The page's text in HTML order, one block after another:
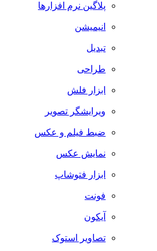
پلاگین نرم افزارها
انیمیشن
تبدیل
طراحی
ابزار فلش
ویرایشگر تصویر
ضبط فيلم و عكس
نمایش عکس
ابزار فتوشاپ
فونت
آیکون
تصاویر استوک